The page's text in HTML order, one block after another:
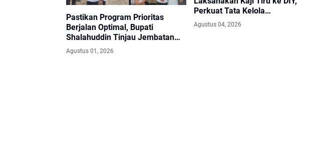
Pastikan Program Prioritas
Berjalan Optimal, Bupati
Shalahuddin Tinjau Jembatan
Sikan–Tumpung Laung dan
Salurkan Modul SIP PINTAR
Agustus 01, 2026
Perkuat Tata Kelola
Pemerintahan dan Pelayanan
Publik
Agustus 04, 2026